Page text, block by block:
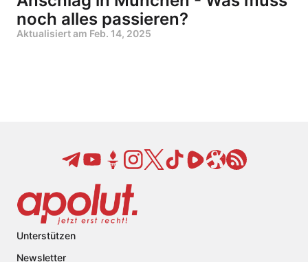
noch alles passieren?
Aktualisiert am Feb. 14, 2025
Unterstützen
Newsletter